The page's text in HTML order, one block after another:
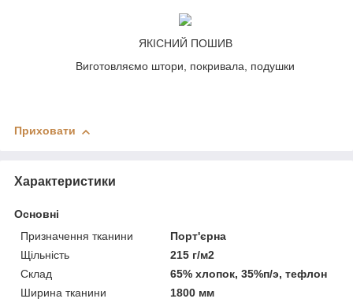
ЯКІСНИЙ ПОШИВ
Виготовляємо штори, покривала, подушки
Приховати
Характеристики
Основні
Призначення тканини
Порт'єрна
Щільність
215 г/м2
Склад
65% хлопок, 35%п/э, тефлон
Ширина тканини
1800 мм